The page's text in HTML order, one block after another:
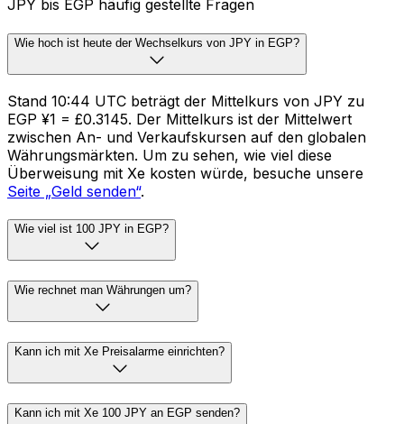
JPY bis EGP häufig gestellte Fragen
Wie hoch ist heute der Wechselkurs von JPY in EGP?
Stand 10:44 UTC beträgt der Mittelkurs von JPY zu
EGP ¥1 = £0.3145. Der Mittelkurs ist der Mittelwert
zwischen An- und Verkaufskursen auf den globalen
Währungsmärkten. Um zu sehen, wie viel diese
Überweisung mit Xe kosten würde, besuche unsere
Seite „Geld senden“.
Wie viel ist 100 JPY in EGP?
Wie rechnet man Währungen um?
Kann ich mit Xe Preisalarme einrichten?
Kann ich mit Xe 100 JPY an EGP senden?